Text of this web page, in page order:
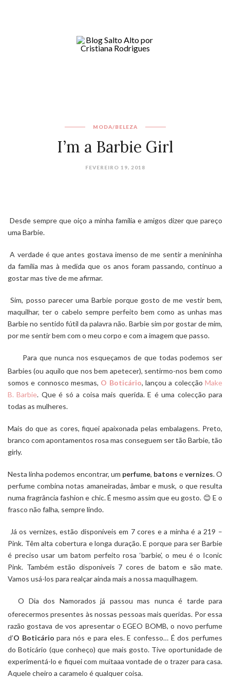
MODA/BELEZA
I’m a Barbie Girl
FEVEREIRO 19, 2018
Desde sempre que oiço a minha família e amigos dizer que pareço
uma Barbie.
A verdade é que antes gostava imenso de me sentir a menininha
da família mas à medida que os anos foram passando, continuo a
gostar mas tive de me afirmar.
Sim, posso parecer uma Barbie porque gosto de me vestir bem,
maquilhar, ter o cabelo sempre perfeito bem como as unhas mas
Barbie no sentido fútil da palavra não. Barbie sim por gostar de mim,
por me sentir bem com o meu corpo e com a imagem que passo.
Para que nunca nos esqueçamos de que todas podemos ser
Barbies (ou aquilo que nos bem apetecer), sentirmo-nos bem como
somos e connosco mesmas, O Boticário, lançou a colecção Make
B. Barbie. Que é só a coisa mais querida. E é uma colecção para
todas as mulheres.
Mais do que as cores, fiquei apaixonada pelas embalagens. Preto,
branco com apontamentos rosa mas conseguem ser tão Barbie, tão
girly.
Nesta linha podemos encontrar, um perfume, batons evernizes. O
perfume combina notas amaneiradas, âmbar e musk, o que resulta
numa fragrância fashion e chic. É mesmo assim que eu gosto. 😊 E o
frasco não falha, sempre lindo.
Já os vernizes, estão disponíveis em 7 cores e a minha é a 219 –
Pink. Têm alta cobertura e longa duração. E porque para ser Barbie
é preciso usar um batom perfeito rosa ‘barbie’, o meu é o Iconic
Pink. Também estão disponíveis 7 cores de batom e são mate.
Vamos usá-los para realçar ainda mais a nossa maquilhagem.
O Dia dos Namorados já passou mas nunca é tarde para
oferecermos presentes às nossas pessoas mais queridas. Por essa
razão gostava de vos apresentar o EGEO BOMB, o novo perfume
d’O Boticário para nós e para eles. E confesso… É dos perfumes
do Boticário (que conheço) que mais gosto. Tive oportunidade de
experimentá-lo e fiquei com muitaaa vontade de o trazer para casa.
Aquele cheiro a caramelo é qualquer coisa.